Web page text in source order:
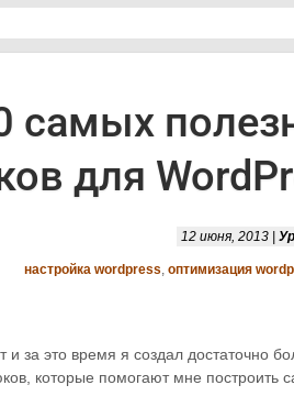
самых
для
12 июня, 2013 |
настройка wordpress, оптимизация
за это время я создал достаточно
которые помогают мне построить